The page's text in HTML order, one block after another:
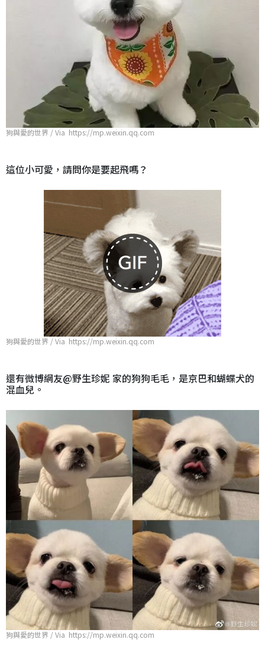
狗與愛的世界 / Via https://mp.weixin.qq.com
這位小可愛，請問你是要起飛嗎？
狗與愛的世界 / Via https://mp.weixin.qq.com
還有微博網友@野生珍妮 家的狗狗毛毛，是京巴和蝴蝶犬的
混血兒。
狗與愛的世界 / Via https://mp.weixin.qq.com